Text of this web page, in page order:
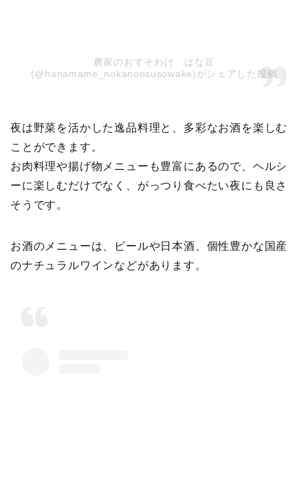
農家のおすそわけ はな豆
(@hanamame_nokanoosusowake)がシェアした投稿
夜は野菜を活かした逸品料理と、多彩なお酒を楽しむ
ことができます。
お肉料理や揚げ物メニューも豊富にあるので、ヘルシ
ーに楽しむだけでなく、がっつり食べたい夜にも良さ
そうです。
お酒のメニューは、ビールや日本酒、個性豊かな国産
のナチュラルワインなどがあります。